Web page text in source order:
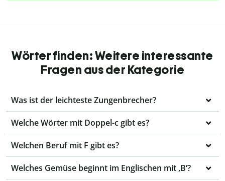
Wörter finden: Weitere interessante
Fragen aus der Kategorie
Was ist der leichteste Zungenbrecher?
Welche Wörter mit Doppel-c gibt es?
Welchen Beruf mit F gibt es?
Welches Gemüse beginnt im Englischen mit ,B‘?